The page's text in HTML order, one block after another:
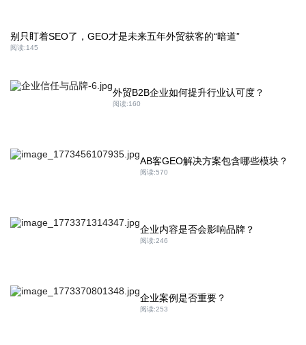
别只盯着SEO了，GEO才是未来五年外贸获客的“暗道”
阅读:145
外贸B2B企业如何提升行业认可度？
阅读:160
AB客GEO解决方案包含哪些模块？
阅读:570
企业内容是否会影响品牌？
阅读:246
企业案例是否重要？
阅读:253